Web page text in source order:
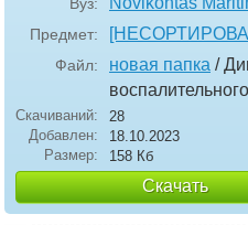
Вуз:
Предмет:
Файл: новая папка /
Скачиваний:
28
Добавлен:
18.10.2023
Размер:
158 Кб
Скачать